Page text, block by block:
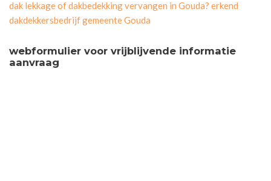
dak lekkage of dakbedekking vervangen in Gouda? erkend
dakdekkersbedrijf gemeente Gouda
webformulier voor vrijblijvende informatie
aanvraag